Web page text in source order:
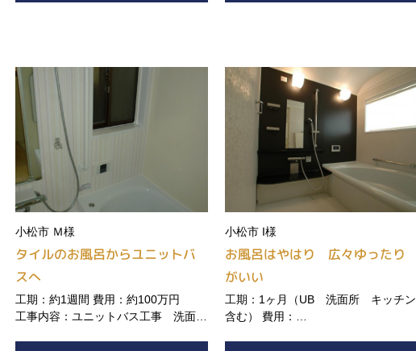
小松市 Ｍ様
タイルのお風呂からユニットバ
スへ
工期：約1週間 費用：約100万円
工事内容：ユニットバス工事 洗面化
小松市 I様
お風呂はやはり 広々ゆったり
がいい
工期：1ヶ月（UB 洗面所 キッチン
含む） 費用：